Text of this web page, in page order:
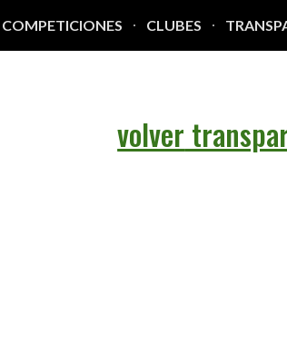
Skip to navigation
COMPETICIONES CLUBES
evolver